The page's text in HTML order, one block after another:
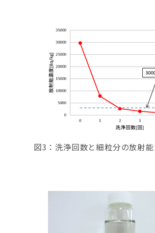
図3：洗浄回数と細粒分の放射